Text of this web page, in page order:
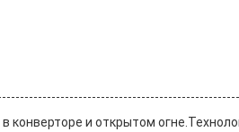
и открытом